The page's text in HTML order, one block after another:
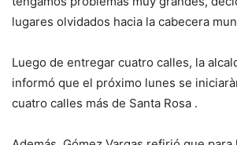
lugares olvidados hacia la cabecera
Luego de entregar cuatro calles, la
informó que el próximo lunes se
cuatro calles más de Santa Rosa .